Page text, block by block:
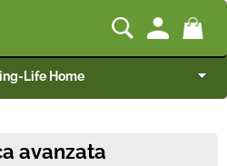
Life Home
avanzata